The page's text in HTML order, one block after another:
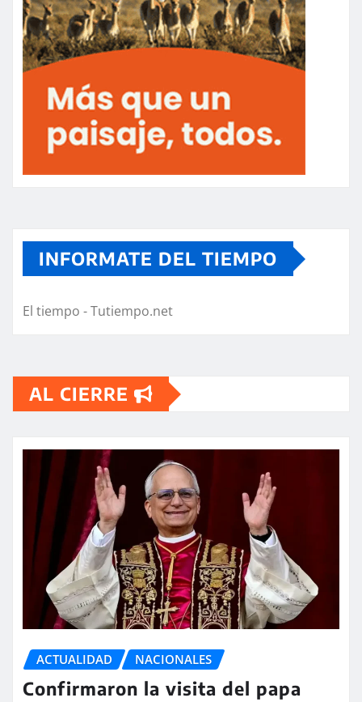
INFORMATE DEL TIEMPO
El tiempo - Tutiempo.net
AL CIERRE
ACTUALIDAD NACIONALES
Confirmaron la visita del papa